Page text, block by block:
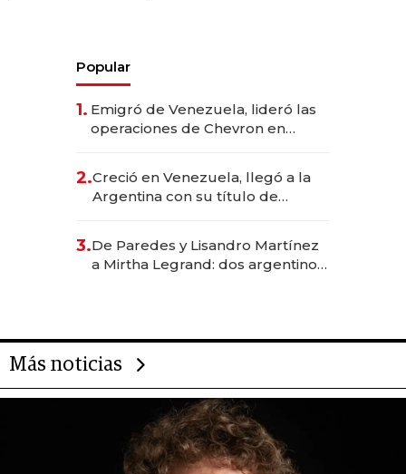
Popular
1. Emigró de Venezuela, lideró las
operaciones de Chevron en
2.Creció en Venezuela, llegó a la
Argentina con su título de
las marcas "fast premium"
3.De Paredes y Lisandro Martínez
a Mirtha Legrand: dos argentinos
Más noticias